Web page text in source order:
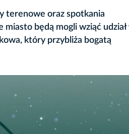
terenowe oraz spotkania
będą mogli wziąć udział
który przybliża bogatą